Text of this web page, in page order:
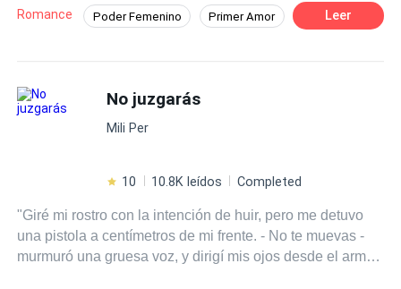
la puerta en el lugar menos esperado. Luka Qant es un
hombre guapo de clase, aunque, su vida ha dado un
su rescate, pero ¿a qué precio? Un pase libre hará que
Isabel y Luka crucen sus caminos, pero Isabel a los
hombres como él solo le tiene una respuesta. "No
estereotipos de Isabel y ganar su corazón?
Romance Poder Femenino Primer Amor
Diferencia de Edad Relación en la Oficina
Leer
No juzgarás
Mili Per
10 10.8K leídos Completed
"Giré mi rostro con la intención de huir, pero me detuvo
una pistola a centímetros de mi frente. - No te muevas -
murmuró una gruesa voz, y dirigí mis ojos desde el arma